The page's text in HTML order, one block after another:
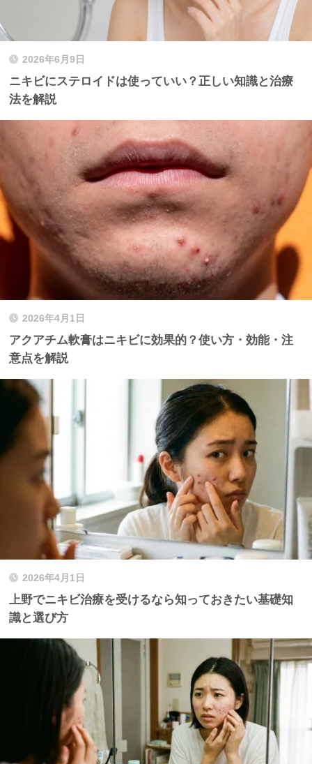
2026年6月9日
ニキビにステロイドは使っていい？正しい知識と治療
法を解説
2026年4月1日
アクアチム軟膏はニキビに効果的？使い方・効能・注
意点を解説
2026年4月1日
上野でニキビ治療を受けるなら知っておきたい基礎知
識と選び方